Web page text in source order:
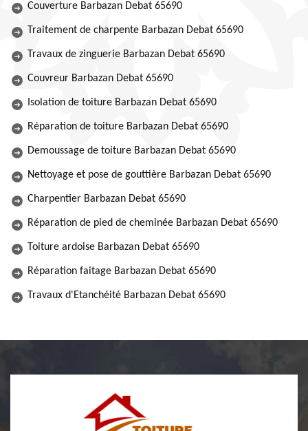
Couverture Barbazan Debat 65690
Traitement de charpente Barbazan Debat 65690
Travaux de zinguerie Barbazan Debat 65690
Couvreur Barbazan Debat 65690
Isolation de toiture Barbazan Debat 65690
Réparation de toiture Barbazan Debat 65690
Demoussage de toiture Barbazan Debat 65690
Nettoyage et pose de gouttière Barbazan Debat 65690
Charpentier Barbazan Debat 65690
Réparation de pied de cheminée Barbazan Debat 65690
Toiture ardoise Barbazan Debat 65690
Réparation faitage Barbazan Debat 65690
Travaux d'Etanchéité Barbazan Debat 65690